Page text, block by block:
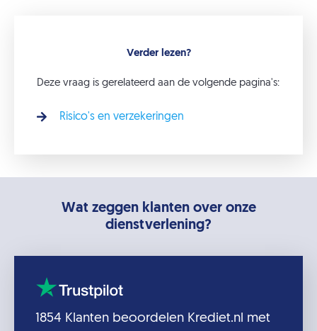
Verder lezen?
Deze vraag is gerelateerd aan de volgende pagina's:
Risico's en verzekeringen
Wat zeggen klanten over onze
dienstverlening?
1854 Klanten beoordelen Krediet.nl met